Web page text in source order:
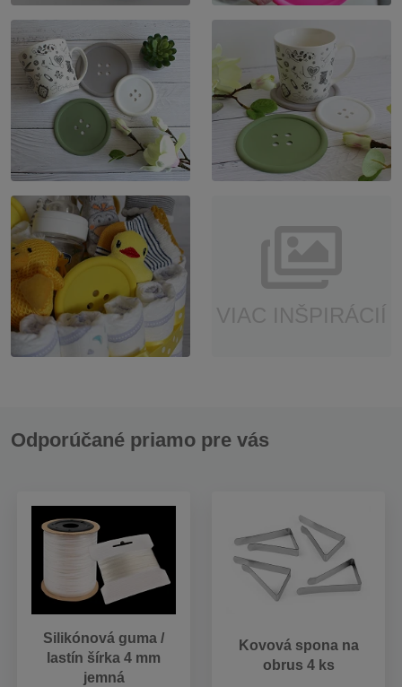
Odporúčané priamo pre vás
Silikónová guma /
lastín šírka 4 mm
jemná
Kovová spona na
obrus 4 ks